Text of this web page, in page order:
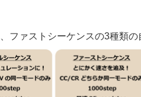
ファストシーケンスの3種類の